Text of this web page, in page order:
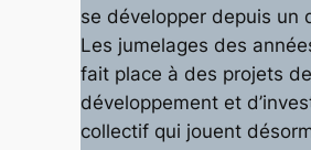
se développer depuis un
Les jumelages des
fait place à des projets
développement et
collectif qui jouent